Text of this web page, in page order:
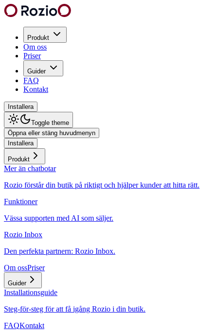
Produkt
Om oss
Priser
Guider
FAQ
Kontakt
Installera
Toggle theme
Öppna eller stäng huvudmenyn
Installera
Produkt
Mer än chatbotar
Rozio förstår din butik på riktigt och hjälper kunder att hitta rätt.
Funktioner
Vässa supporten med AI som säljer.
Rozio Inbox
Den perfekta partnern: Rozio Inbox.
Om ossPriser
Guider
Installationsguide
Steg-för-steg för att få igång Rozio i din butik.
FAQKontakt